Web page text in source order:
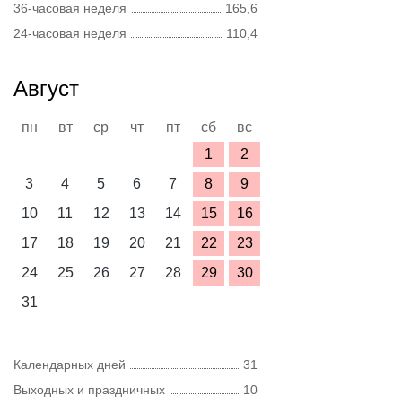
36-часовая неделя
165,6
24-часовая неделя
110,4
Август
пн вт ср чт пт сб
вс
1
2
3
4 5 6 7 8
9
10
11 12 13 14 15
16
17
18 19 20 21 22
23
24
25 26 27 28 29
30
31
Календарных дней
31
Выходных и праздничных
10